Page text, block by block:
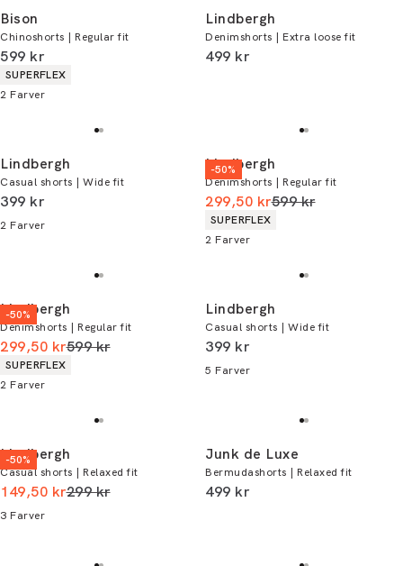
Bison
Chinoshorts | Regular fit
I alt (inkl. rabat)
599 kr
Produkt egenskaber
SUPERFLEX
2 Farver
Lindbergh
Denimshorts | Extra loose fit
I alt (inkl. rabat)
499 kr
Lindbergh
Casual shorts | Wide fit
I alt (inkl. rabat)
399 kr
2 Farver
-50%
Lindbergh
Denimshorts | Regular fit
299,50 krI alt (uden rabat)
599 kr
Produkt egenskaber
SUPERFLEX
2 Farver
-50%
Lindbergh
Denimshorts | Regular fit
299,50 krI alt (uden rabat)
599 kr
Produkt egenskaber
SUPERFLEX
2 Farver
Lindbergh
Casual shorts | Wide fit
I alt (inkl. rabat)
399 kr
5 Farver
-50%
Lindbergh
Casual shorts | Relaxed fit
149,50 krI alt (uden rabat)
299 kr
3 Farver
Junk de Luxe
Bermudashorts | Relaxed fit
I alt (inkl. rabat)
499 kr